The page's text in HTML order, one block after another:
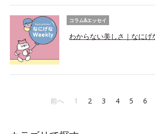
コラム&エッセイ
わからない美しさ｜なにげ
前へ 1 2 3 4 5 6